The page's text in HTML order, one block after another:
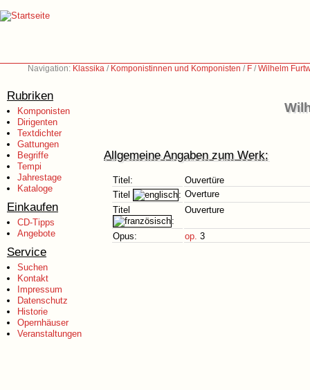
Navigation: Klassika / Komponistinnen und Komponisten / F /Wilhelm
Rubriken
Komponisten
Dirigenten
Textdichter
Gattungen
Begriffe
Tempi
Jahrestage
Kataloge
Einkaufen
CD-Tipps
Angebote
Service
Suchen
Kontakt
Impressum
Datenschutz
Historie
Opernhäuser
Veranstaltungen
Allgemeine Angaben zum Werk:
Titel:
Ouvertüre
Titel
: Overture
Titel
:
Ouverture
Opus: op. 3